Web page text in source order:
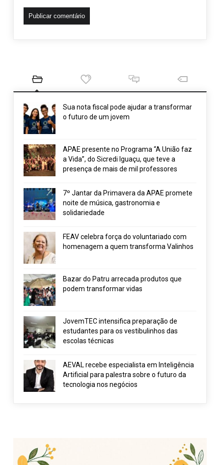
Sua nota fiscal pode ajudar a transformar
o futuro de um jovem
APAE presente no Programa “A União faz
a Vida”, do Sicredi Iguaçu, que teve a
presença de mais de mil professores
7º Jantar da Primavera da APAE promete
noite de música, gastronomia e
solidariedade
FEAV celebra força do voluntariado com
homenagem a quem transforma Valinhos
Bazar do Patru arrecada produtos que
podem transformar vidas
JovemTEC intensifica preparação de
estudantes para os vestibulinhos das
escolas técnicas
AEVAL recebe especialista em Inteligência
Artificial para palestra sobre o futuro da
tecnologia nos negócios